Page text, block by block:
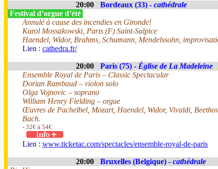
20:00 Bordeaux (33) - cathédrale
Festival d’orgue d’été
Annulé à cause des incendies en Gironde!
Karol Mossakowski, Paris (F) Saint-Sulpice
Haendel, Widor, Brahms, Schumann, Mendelssohn,
Lien : cathedra.fr/
20:00 Paris (75) - Église de La Madeleine
Ensemble Royal de Paris – Classic Spectacular
Dorian Rambaud – violon solo
Olga Vojnovic – soprano
William Henry Fielding – orgue
Œuvres de Pachelbel, Mozart, Haendel, Widor, Vivaldi,
Bach.
- 32€ à 54€
Lien : www.ticketac.com/spectacles/ensemble-royal-de-paris
20:00 Bruxelles (Belgique) - cathédrale